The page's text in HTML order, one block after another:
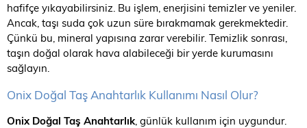
hafifçe yıkayabilirsiniz. Bu işlem, enerjisini temizler ve yeniler.
Ancak, taşı suda çok uzun süre bırakmamak gerekmektedir.
Çünkü bu, mineral yapısına zarar verebilir. Temizlik sonrası,
taşın doğal olarak hava alabileceği bir yerde kurumasını
sağlayın.
Onix Doğal Taş Anahtarlık Kullanımı Nasıl Olur?
Onix Doğal Taş Anahtarlık, günlük kullanım için uygundur.